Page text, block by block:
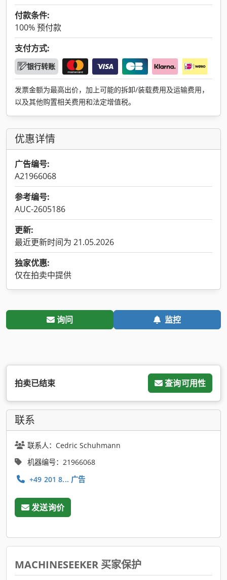
付款条件:
100% 预付款
支付方式:
银行转账
发票金额为最高出价，加上可能的拆卸/装载费用及运输费用，
以及其他购置相关费用和法定增值税。
优惠详情
广告编号:
A21966068
参考编号:
AUC-2605186
更新:
最近更新时间为 21.05.2026
独家优惠:
仅在拍卖中提供
询问 监控
拍卖已结束 查询可用性
联系
联系人：Cedric Schuhmann
机器编号：21966068
+49 201 8... 广告
发送询价
MACHINESEEKER 买家保护